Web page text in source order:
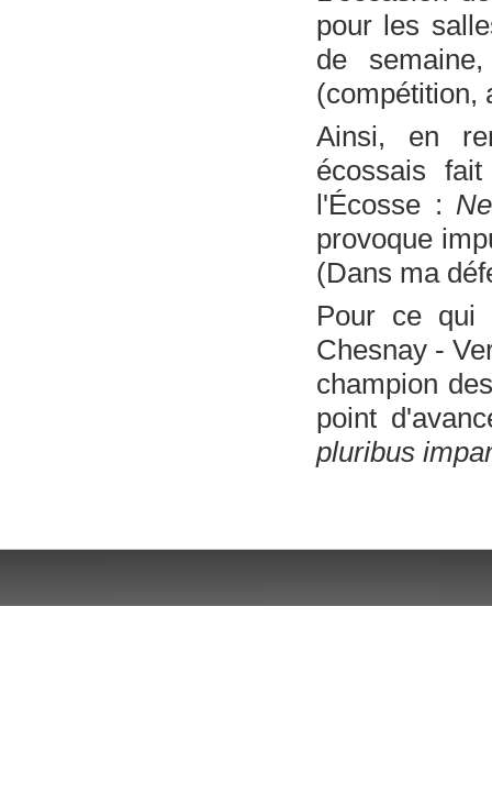
pour les
de
(compétition,
Ainsi, en
écossais
l'Écosse :
provoque
(Dans ma
Pour ce qui
Chesnay -
champion
point
pluribus